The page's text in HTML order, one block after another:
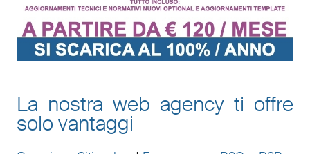
La nostra web agency ti offre
solo vantaggi